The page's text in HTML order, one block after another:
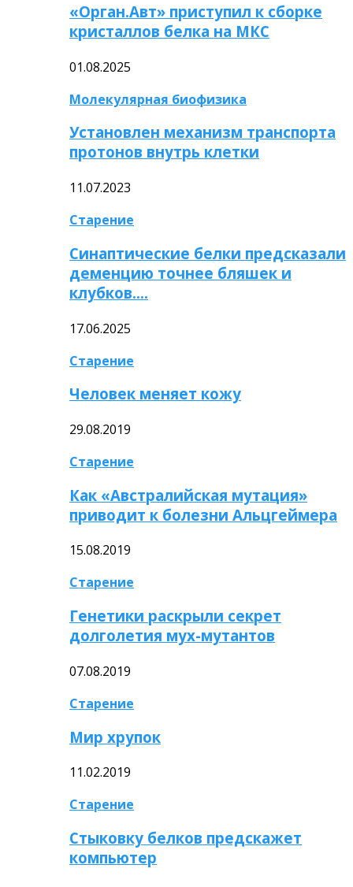
«Орган.Авт» приступил к сборке
кристаллов белка на МКС
01.08.2025
Молекулярная биофизика
Установлен механизм транспорта
протонов внутрь клетки
11.07.2023
Старение
Синаптические белки предсказали
деменцию точнее бляшек и
клубков….
17.06.2025
Старение
Человек меняет кожу
29.08.2019
Старение
Как «Австралийская мутация»
приводит к болезни Альцгеймера
15.08.2019
Старение
Генетики раскрыли секрет
долголетия мух-мутантов
07.08.2019
Старение
Мир хрупок
11.02.2019
Старение
Стыковку белков предскажет
компьютер